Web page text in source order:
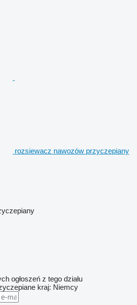
rozsiewacz nawozów przyczepiany
ogłoszeń z tego działu
kraj: Niemcy